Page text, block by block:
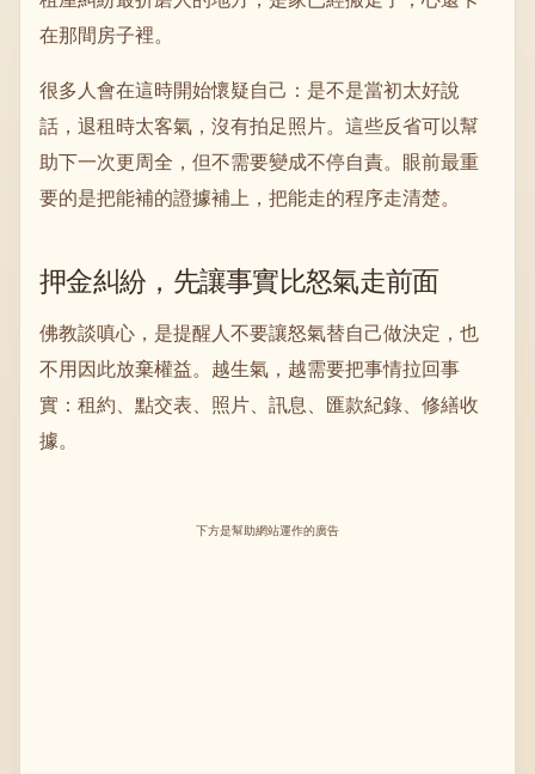
在那間房子裡。
很多人會在這時開始懷疑自己：是不是當初太好說
話，退租時太客氣，沒有拍足照片。這些反省可以幫
助下一次更周全，但不需要變成不停自責。眼前最重
要的是把能補的證據補上，把能走的程序走清楚。
押金糾紛，先讓事實比怒氣走前面
佛教談嗔心，是提醒人不要讓怒氣替自己做決定，也
不用因此放棄權益。越生氣，越需要把事情拉回事
實：租約、點交表、照片、訊息、匯款紀錄、修繕收
據。
下方是幫助網站運作的廣告